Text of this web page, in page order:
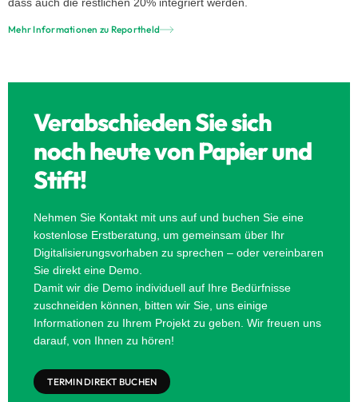
Mehr Informationen zu Reportheld
Verabschieden Sie sich
noch heute von Papier und
Stift!
Nehmen Sie Kontakt mit uns auf und buchen Sie eine
kostenlose Erstberatung, um gemeinsam über Ihr
Digitalisierungsvorhaben zu sprechen – oder vereinbaren
Sie direkt eine Demo.
Damit wir die Demo individuell auf Ihre Bedürfnisse
zuschneiden können, bitten wir Sie, uns einige
Informationen zu Ihrem Projekt zu geben. Wir freuen uns
darauf, von Ihnen zu hören!
TERMIN DIREKT BUCHEN